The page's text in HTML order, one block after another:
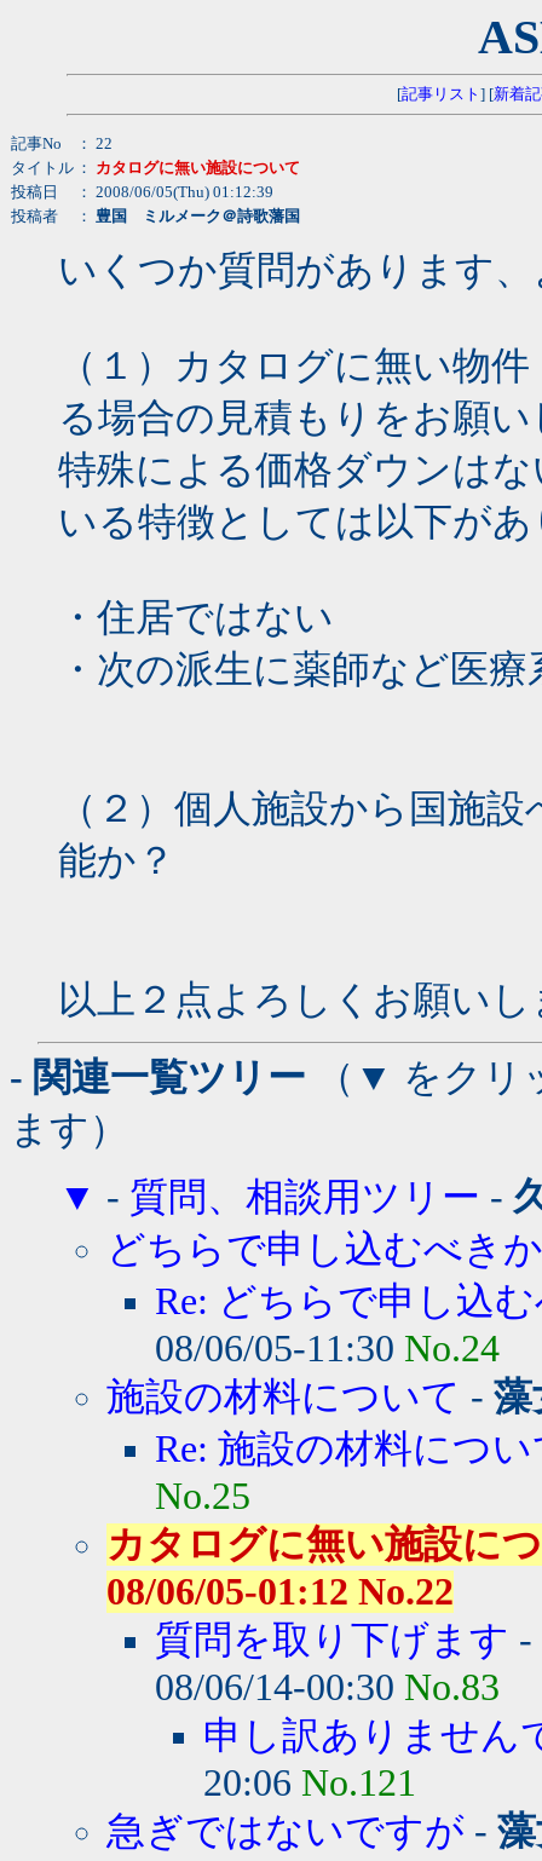
[記事リスト ] [新着
記事No
： 22
タイトル ： カタログに無い施設について
投稿日
： 2008/06/05(Thu) 01:12:39
投稿者
： 豊国 ミルメーク＠詩歌藩国
いくつか質問があります
（１）カタログに無い物
る場合の見積もりをお願
特殊による価格ダウンは
いる特徴としては以下が
・住居ではない
・次の派生に薬師など医
（２）個人施設から国施
能か？
以上２点よろしくお願い
- 関連一覧ツリー （▼ をクリ
ます）
▼ - 質問、相談用ツリー -
どちらで申し込むべき
Re: どちらで申し込
08/06/05-11:30 No.24
施設の材料について - 藻
Re: 施設の材料につ
No.25
カタログに無い施設に
08/06/05-01:12 No.22
質問を取り下げます -
08/06/14-00:30 No.83
申し訳ありません
20:06 No.121
急ぎではないですが -